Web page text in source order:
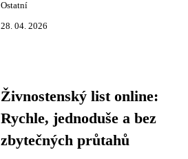
Ostatní
28. 04. 2026
Živnostenský list online:
Rychle, jednoduše a bez
zbytečných průtahů